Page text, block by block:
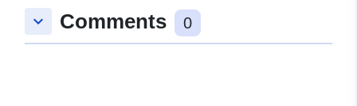
keyboard_arrow_down Comments 0